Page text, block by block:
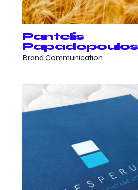
Pantelis
Papadopoulos
Brand Communication